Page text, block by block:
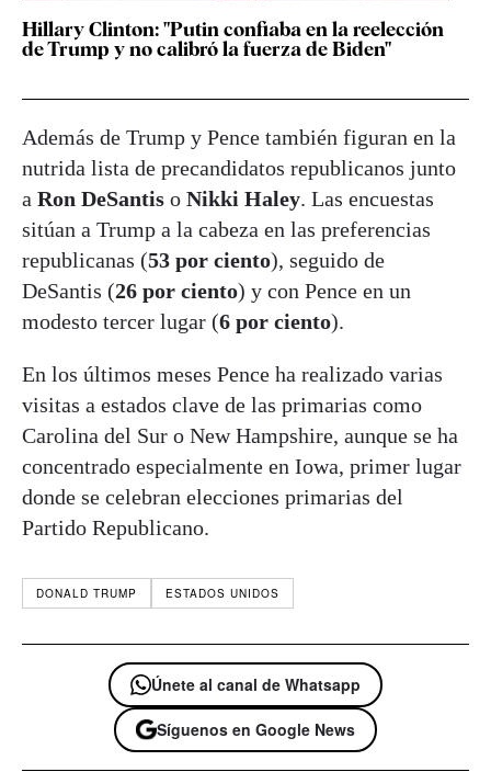
Hillary Clinton: "Putin confiaba en la reelección
de Trump y no calibró la fuerza de Biden"
Además de Trump y Pence también figuran en la
nutrida lista de precandidatos republicanos junto
a Ron DeSantis o Nikki Haley. Las encuestas
sitúan a Trump a la cabeza en las preferencias
republicanas (53 por ciento), seguido de
DeSantis (26 por ciento) y con Pence en un
modesto tercer lugar (6 por ciento).
En los últimos meses Pence ha realizado varias
visitas a estados clave de las primarias como
Carolina del Sur o New Hampshire, aunque se ha
concentrado especialmente en Iowa, primer lugar
donde se celebran elecciones primarias del
Partido Republicano.
DONALD TRUMP ESTADOS UNIDOS
Únete al canal de Whatsapp
Síguenos en Google News